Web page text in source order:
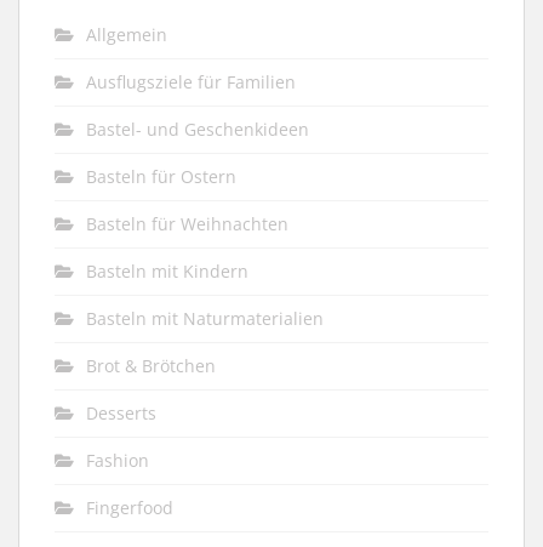
Allgemein
Ausflugsziele für Familien
Bastel- und Geschenkideen
Basteln für Ostern
Basteln für Weihnachten
Basteln mit Kindern
Basteln mit Naturmaterialien
Brot & Brötchen
Desserts
Fashion
Fingerfood